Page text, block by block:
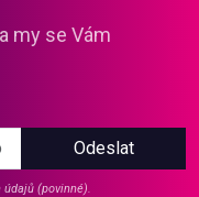
my se Vám
Odeslat
(povinné).